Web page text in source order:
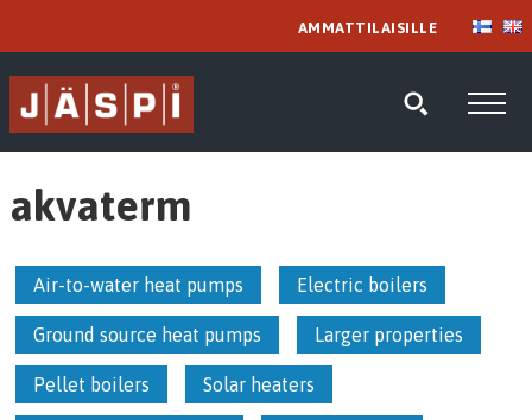
AMMATTILAISILLE
akvaterm
Air-to-water heat pumps Electric boilers
Ground source heat pumps Larger properties
Pellet boilers Solar heaters